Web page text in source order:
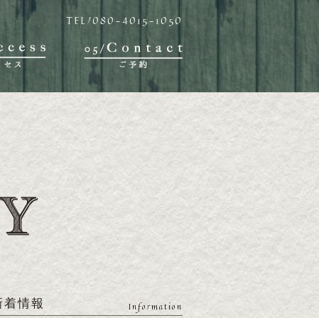
TEL/080-4015-1050
着情報 Information